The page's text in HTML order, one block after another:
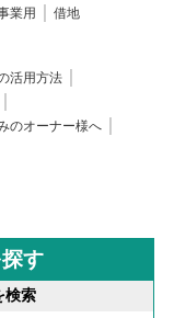
業用 借地
活用方法
のオーナー様へ
す
検索